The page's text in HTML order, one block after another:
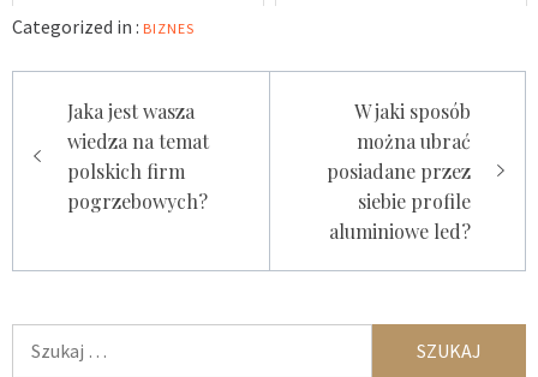
Categorized in : BIZNES
wpisuJaka jest wasza
wiedza na temat
polskich firm
pogrzebowych?
W jaki sposób
można ubrać
posiadane przez
siebie profile
aluminiowe led?
Szukaj: